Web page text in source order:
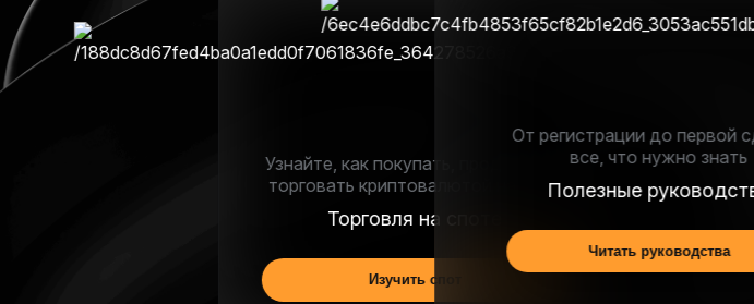
От регистрации до первой сделки:
все, что нужно знать
Полезные руководства
Читать руководства
Не просто HODL, а
Начать